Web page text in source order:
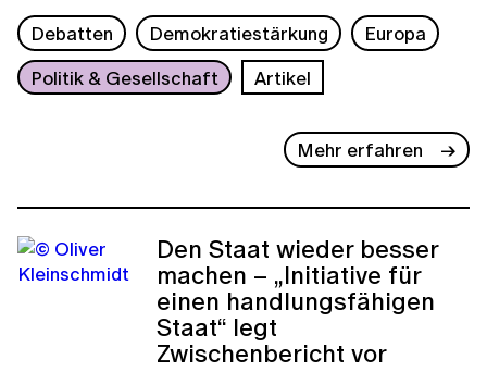
Debatten Demokratiestärkung
Europa
Politik & Gesellschaft
Artikel
Mehr erfahren
Den Staat wieder besser
machen – „Initiative für
einen handlungsfähigen
Staat“ legt
Zwischenbericht vor